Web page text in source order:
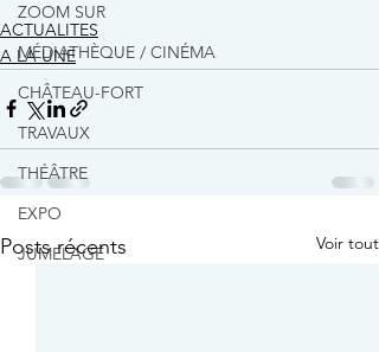
ZOOM SUR
MÉDIATHÈQUE / CINÉMA
CHÂTEAU-FORT
TRAVAUX
THÉÂTRE
EXPO
JUMELAGE
ACTUALITES
A LA UNE
Posts récents Voir tout